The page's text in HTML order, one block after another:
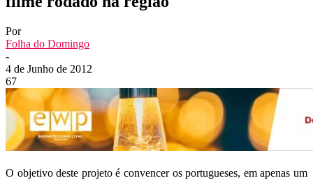
Por
Folha do Domingo
-
4 de Junho de 2012
67
O objetivo deste projeto é convencer os portugueses, em apenas um